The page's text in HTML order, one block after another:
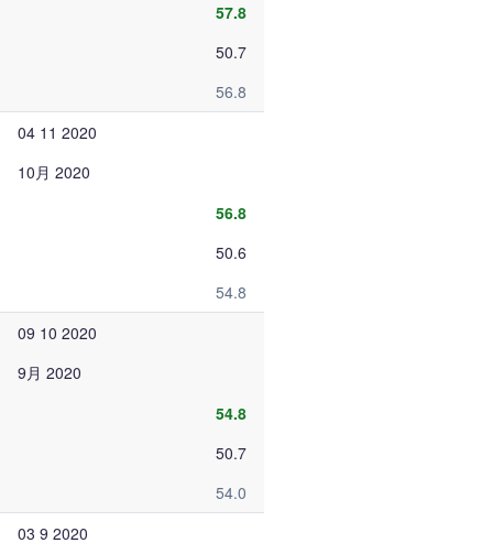
57.8
50.7
56.8
04 11 2020
10月 2020
56.8
50.6
54.8
09 10 2020
9月 2020
54.8
50.7
54.0
03 9 2020